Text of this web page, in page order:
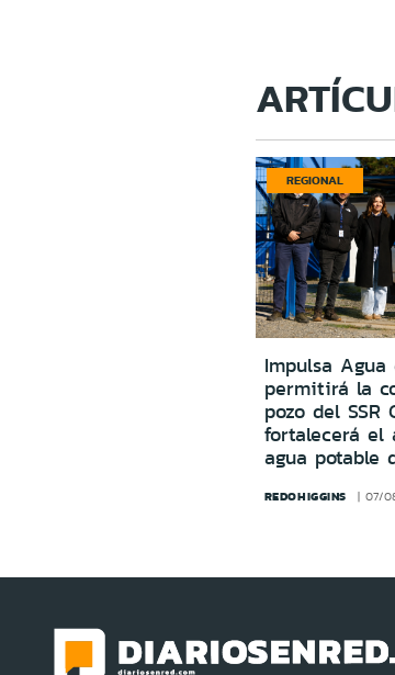
REGIONAL
Impulsa
permitirá la
pozo del SSR
fortalecerá el
agua potable
REDOHIGGINS 07/